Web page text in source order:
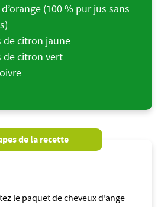
(100 % pur jus sans
de citron jaune
de citron vert
de la recette
le paquet de cheveux d’ange